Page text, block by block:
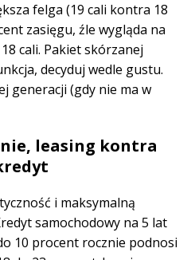
felga (19 cali kontra 18
zasięgu, źle wygląda na
cali. Pakiet skórzanej
decyduj wedle gustu.
generacji (gdy nie ma w
leasing kontra
i maksymalną
samochodowy na 5 lat
10 procent rocznie podnosi